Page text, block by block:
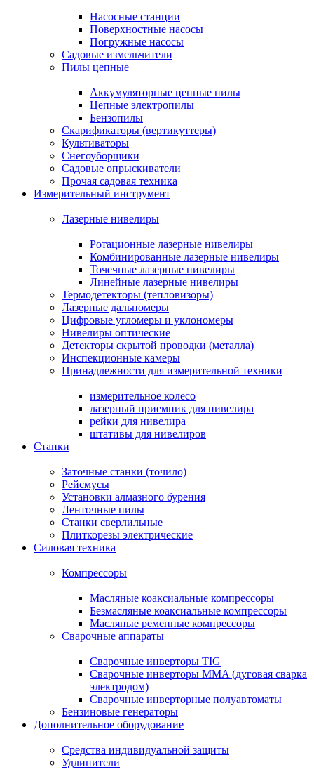
Насосные станции
Поверхностные насосы
Погружные насосы
Садовые измельчители
Пилы цепные
Аккумуляторные цепные пилы
Цепные электропилы
Бензопилы
Скарификаторы (вертикуттеры)
Культиваторы
Снегоуборщики
Садовые опрыскиватели
Прочая садовая техника
Измерительный инструмент
Лазерные нивелиры
Ротационные лазерные нивелиры
Комбинированные лазерные нивелиры
Точечные лазерные нивелиры
Линейные лазерные нивелиры
Термодетекторы (тепловизоры)
Лазерные дальномеры
Цифровые угломеры и уклономеры
Нивелиры оптические
Детекторы скрытой проводки (металла)
Инспекционные камеры
Принадлежности для измерительной техники
измерительное колесо
лазерный приемник для нивелира
рейки для нивелира
штативы для нивелиров
Станки
Заточные станки (точило)
Рейсмусы
Установки алмазного бурения
Ленточные пилы
Станки сверлильные
Плиткорезы электрические
Силовая техника
Компрессоры
Масляные коаксиальные компрессоры
Безмасляные коаксиальные компрессоры
Масляные ременные компрессоры
Сварочные аппараты
Сварочные инверторы TIG
Сварочные инверторы MMA (дуговая сварка
электродом)
Сварочные инверторные полуавтоматы
Бензиновые генераторы
Дополнительное оборудование
Средства индивидуальной защиты
Удлинители